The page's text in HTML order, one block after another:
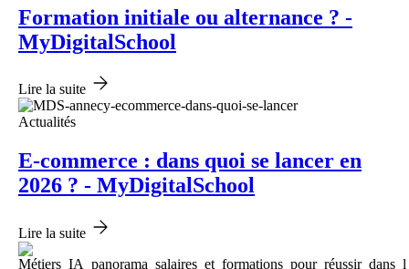
Formation initiale ou alternance ? -
MyDigitalSchool
Lire la suite
Actualités
E-commerce : dans quoi se lancer en
2026 ? - MyDigitalSchool
Lire la suite